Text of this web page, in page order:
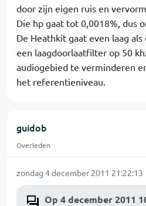
door zijn eigen ruis en
Die hp gaat tot 0,0018%, dus
De Heathkit gaat even laag
een laagdoorlaatfilter op 50
audiogebied te verminderen
het referentieniveau.
guidob
Overleden
zondag 4 december 2011 21:22:13
Op 4 december 2011